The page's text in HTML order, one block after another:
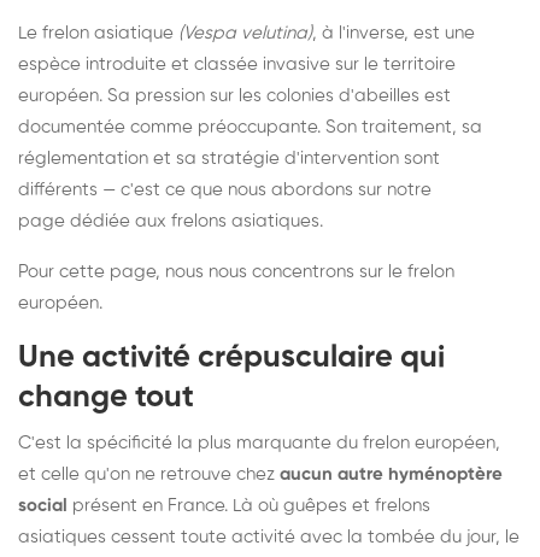
Le frelon asiatique (Vespa velutina), à l'inverse, est une
espèce introduite et classée invasive sur le territoire
européen. Sa pression sur les colonies d'abeilles est
documentée comme préoccupante. Son traitement, sa
réglementation et sa stratégie d'intervention sont
différents — c'est ce que nous abordons sur notre
page dédiée aux frelons asiatiques.
Pour cette page, nous nous concentrons sur le frelon
européen.
Une activité crépusculaire qui
change tout
C'est la spécificité la plus marquante du frelon européen,
et celle qu'on ne retrouve chez aucun autre hyménoptère
social présent en France. Là où guêpes et frelons
asiatiques cessent toute activité avec la tombée du jour, le